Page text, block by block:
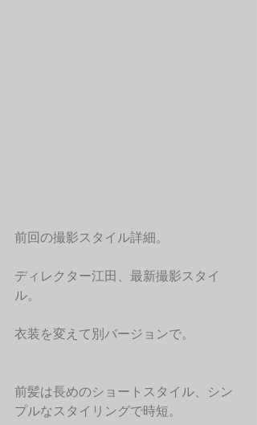
前回の撮影スタイル詳細。
ディレクター江田、最新撮影スタイ
ル。
衣装を変えて別バージョンで。
前髪は長めのショートスタイル、シン
プルなスタイリングで時短。